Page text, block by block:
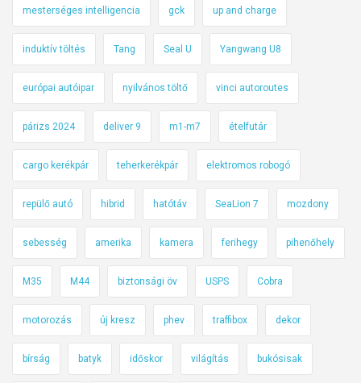
mesterséges intelligencia gck up and charge
induktív töltés Tang Seal U Yangwang U8
európai autóipar nyilvános töltő vinci autoroutes
párizs 2024 deliver 9 m1-m7 ételfutár
cargo kerékpár teherkerékpár elektromos robogó
repülő autó hibrid hatótáv SeaLion 7 mozdony
sebesség amerika kamera ferihegy pihenőhely
M35 M44 biztonsági öv USPS Cobra
motorozás új kresz phev traffibox dekor
bírság batyk időskor világítás bukósisak